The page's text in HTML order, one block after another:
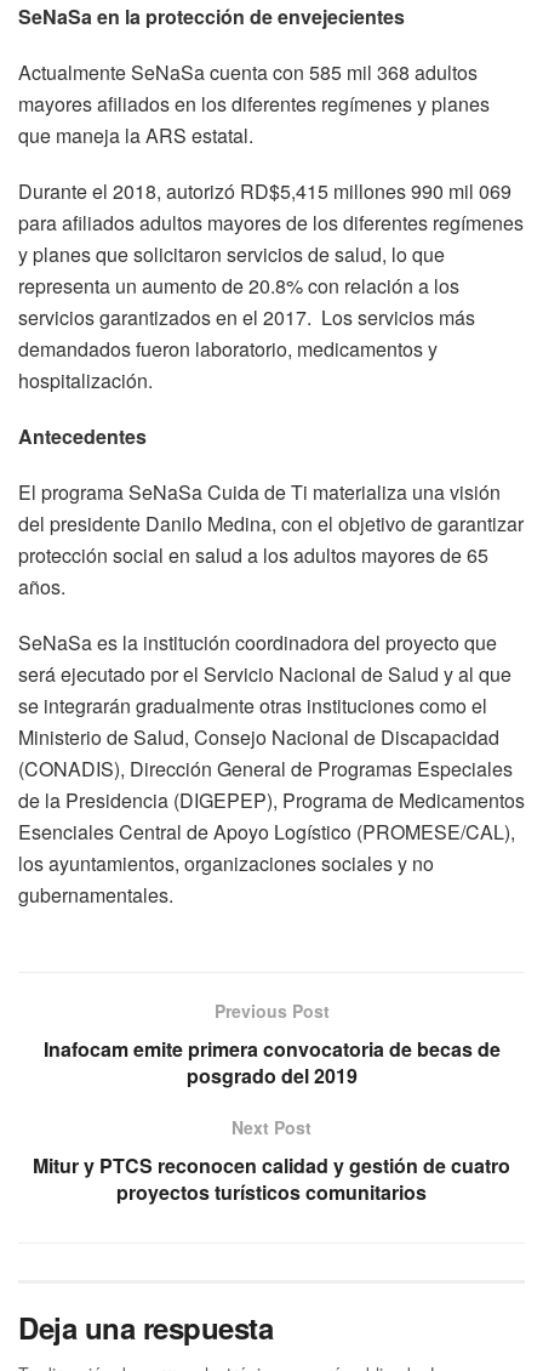
SeNaSa en la protección de envejecientes
Actualmente SeNaSa cuenta con 585 mil 368 adultos
mayores afiliados en los diferentes regímenes y planes
que maneja la ARS estatal.
Durante el 2018, autorizó RD$5,415 millones 990 mil 069
para afiliados adultos mayores de los diferentes regímenes
y planes que solicitaron servicios de salud, lo que
representa un aumento de 20.8% con relación a los
servicios garantizados en el 2017. Los servicios más
demandados fueron laboratorio, medicamentos y
hospitalización.
Antecedentes
El programa SeNaSa Cuida de Ti materializa una visión
del presidente Danilo Medina, con el objetivo de garantizar
protección social en salud a los adultos mayores de 65
años.
SeNaSa es la institución coordinadora del proyecto que
será ejecutado por el Servicio Nacional de Salud y al que
se integrarán gradualmente otras instituciones como el
Ministerio de Salud, Consejo Nacional de Discapacidad
(CONADIS), Dirección General de Programas Especiales
de la Presidencia (DIGEPEP), Programa de Medicamentos
Esenciales Central de Apoyo Logístico (PROMESE/CAL),
los ayuntamientos, organizaciones sociales y no
gubernamentales.
Previous Post
Inafocam emite primera convocatoria de becas de
posgrado del 2019
Next Post
Mitur y PTCS reconocen calidad y gestión de cuatro
proyectos turísticos comunitarios
Deja una respuesta